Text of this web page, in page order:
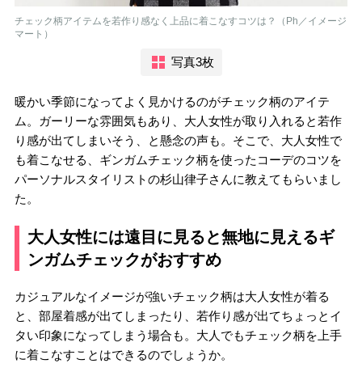
チェック柄アイテムを若作り感なく上品に着こなすコツは？（Ph／イメージ
マート）
写真3枚
暖かい季節になってよく見かけるのがチェック柄のアイテ
ム。ガーリーな雰囲気もあり、大人女性が取り入れると若作
り感が出てしまいそう、と懸念の声も。そこで、大人女性で
も着こなせる、ギンガムチェック柄を使ったコーデのコツを
パーソナルスタイリストの杉山律子さんに教えてもらいまし
た。
大人女性には遠目に見ると無地に見えるギ
ンガムチェックがおすすめ
カジュアルなイメージが強いチェック柄は大人女性が着る
と、部屋着感が出てしまったり、若作り感が出てちょっとイ
タい印象になってしまう場合も。大人でもチェック柄を上手
に着こなすことはできるのでしょうか。